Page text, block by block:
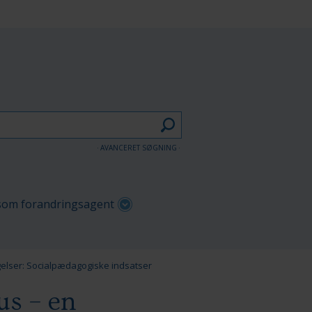
AVANCERET SØGNING
forandringsagent
Socialpædagogiske indsatser
– en